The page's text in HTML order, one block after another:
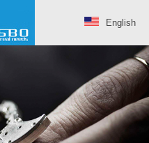
English